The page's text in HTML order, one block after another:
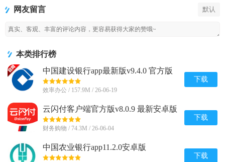
新版
网友留言 默认
本类排行榜
中国建设银行app最新版v9.4.0 官方版
效率办公 / 157.9M / 26-06-19
下载
云闪付客户端官方版v8.0.9 最新安卓版
财务购物 / 74.3M / 26-06-04
下载
中国农业银行app11.2.0安卓版
下载